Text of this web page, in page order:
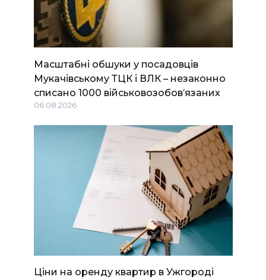
Масштабні обшуки у посадовців
Мукачівському ТЦК і ВЛК – незаконно
списано 1000 військовозобов’язаних
06.08.2026
Ціни на оренду квартир в Ужгороді